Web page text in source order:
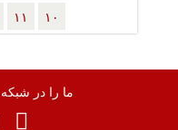
١٠ ١١
ما را در